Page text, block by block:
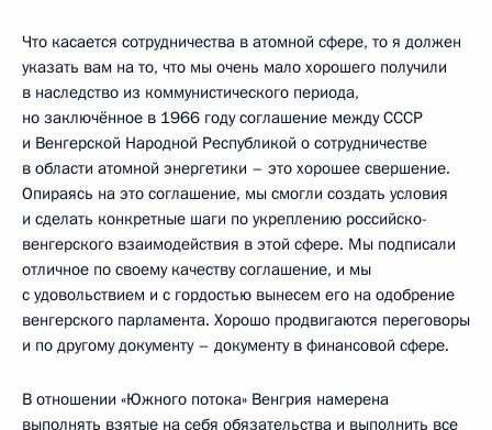
Что касается сотрудничества в атомной сфере, то я должен
указать вам на то, что мы очень мало хорошего получили
в наследство из коммунистического периода,
но заключённое в 1966 году соглашение между СССР
и Венгерской Народной Республикой о сотрудничестве
в области атомной энергетики – это хорошее свершение.
Опираясь на это соглашение, мы смогли создать условия
и сделать конкретные шаги по укреплению российско-
венгерского взаимодействия в этой сфере. Мы подписали
отличное по своему качеству соглашение, и мы
с удовольствием и с гордостью вынесем его на одобрение
венгерского парламента. Хорошо продвигаются переговоры
и по другому документу – документу в финансовой сфере.
В отношении «Южного потока» Венгрия намерена
выполнять взятые на себя обязательства и выполнить все